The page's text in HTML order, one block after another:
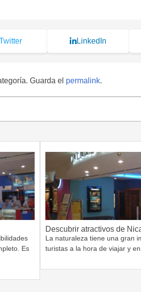
LinkedIn
Guarda el permalink.
Es
Descubrir atractivos de
La naturaleza tiene una gran
turistas a la hora de viajar y